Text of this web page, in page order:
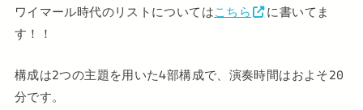
ワイマール時代のリストについてはこちら
に書いてま
す！！
構成は2つの主題を用いた4部構成で、演奏時間はおよそ20
分です。